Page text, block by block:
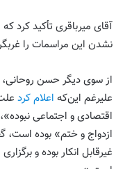
آقای میرباقری تأکید کرد
نشدن این مراسمات را
علیرغم این‌که اعلام کرد
اقتصادی و اجتماعی
ازدواج و ختم» بوده
غیرقابل انکار بوده و